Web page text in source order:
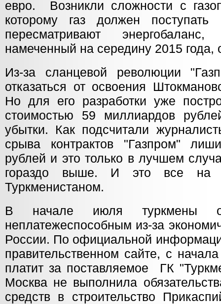
евро. Возникли сложности с
которому газ должен
пересматривают
намеченный на середину 2015 года,
Из-за сланцевой революции
отказаться от освоения
Но для его разработки уже
стоимостью 59 миллиардов
убытки. Как подсчитали
срыва контрактов "Газпром"
рублей и это только в лучшем
гораздо выше. И это все на
Туркменистаном.
В начале июля туркмены
неплатежеспособным из-за
России. По официальной
правительственном сайте, с
платит за поставляемое ГК
Москва не выполнила
средств в строительство